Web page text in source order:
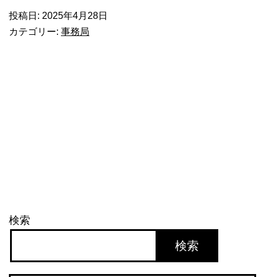
投稿日: 2025年4月28日
カテゴリー: 事務局
検索
検索